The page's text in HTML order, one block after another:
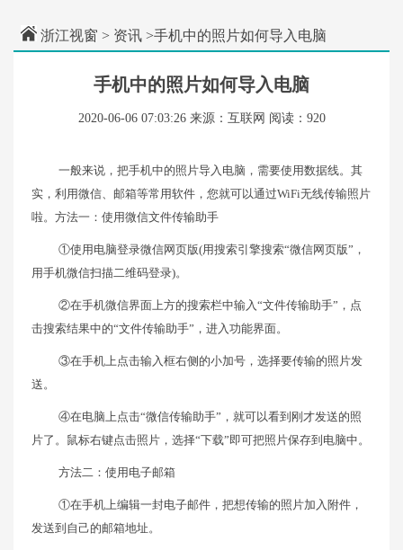
浙江视窗 > 资讯 >手机中的照片如何导入电脑
手机中的照片如何导入电脑
2020-06-06 07:03:26 来源：互联网 阅读：920
一般来说，把手机中的照片导入电脑，需要使用数据线。其
实，利用微信、邮箱等常用软件，您就可以通过WiFi无线传输照片
啦。方法一：使用微信文件传输助手
①使用电脑登录微信网页版(用搜索引擎搜索“微信网页版”，
用手机微信扫描二维码登录)。
②在手机微信界面上方的搜索栏中输入“文件传输助手”，点
击搜索结果中的“文件传输助手”，进入功能界面。
③在手机上点击输入框右侧的小加号，选择要传输的照片发
送。
④在电脑上点击“微信传输助手”，就可以看到刚才发送的照
片了。鼠标右键点击照片，选择“下载”即可把照片保存到电脑中。
方法二：使用电子邮箱
①在手机上编辑一封电子邮件，把想传输的照片加入附件，
发送到自己的邮箱地址。